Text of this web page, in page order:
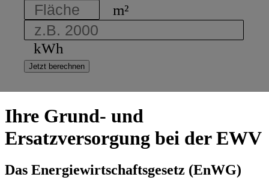
m²
kWh
Jetzt berechnen
Ihre Grund- und
Ersatzversorgung bei der EWV
Das Energiewirtschaftsgesetz (EnWG)